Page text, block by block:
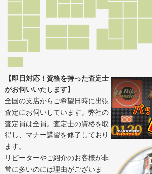
【即日対応！資格を持った査定士
がお伺いいたします】
全国の支店からご希望日時に出張
査定にお伺いしています。弊社の
査定員は全員。査定士の資格を取
得し、マナー講習を修了しており
ます。
リピーターやご紹介のお客様が非
常に多いのには理由がございま